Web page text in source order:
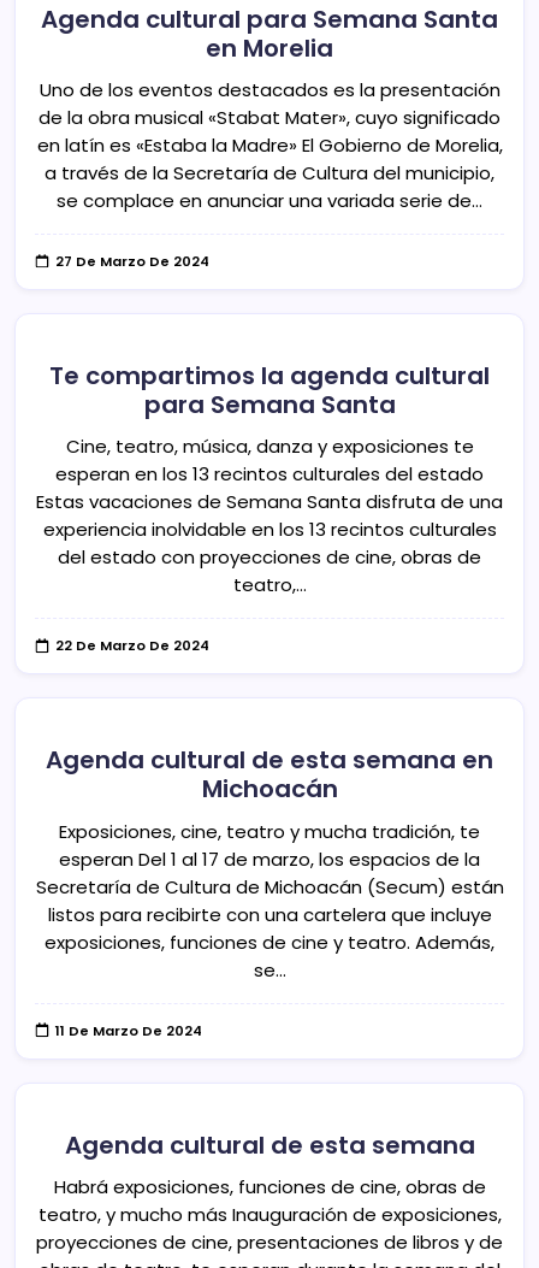
Agenda cultural para Semana Santa
en Morelia
Uno de los eventos destacados es la presentación
de la obra musical «Stabat Mater», cuyo significado
en latín es «Estaba la Madre» El Gobierno de Morelia,
a través de la Secretaría de Cultura del municipio,
se complace en anunciar una variada serie de…
27 De Marzo De 2024
Te compartimos la agenda cultural
para Semana Santa
Cine, teatro, música, danza y exposiciones te
esperan en los 13 recintos culturales del estado
Estas vacaciones de Semana Santa disfruta de una
experiencia inolvidable en los 13 recintos culturales
del estado con proyecciones de cine, obras de
teatro,…
22 De Marzo De 2024
Agenda cultural de esta semana en
Michoacán
Exposiciones, cine, teatro y mucha tradición, te
esperan Del 1 al 17 de marzo, los espacios de la
Secretaría de Cultura de Michoacán (Secum) están
listos para recibirte con una cartelera que incluye
exposiciones, funciones de cine y teatro. Además,
se…
11 De Marzo De 2024
Agenda cultural de esta semana
Habrá exposiciones, funciones de cine, obras de
teatro, y mucho más Inauguración de exposiciones,
proyecciones de cine, presentaciones de libros y de